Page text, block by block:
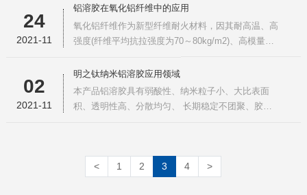
得出结论：纳米TiO2光催化灭菌首先是从细菌细胞壁
开始，其产生的自由基能破坏细胞壁结构，使细胞壁
断裂、破损，质膜解体，然后进入胞体内部破坏内膜
24
2021-11
铝溶胶在氧化铝纤维中的应用
氧化铝纤维作为新型纤维耐火材料，因其耐高温、高
强度(纤维平均抗拉强度为70～80kg/m2)、高模量、
优点，长期使用温度为1200℃～1500℃，最高使用
温度为1600℃，普遍应用于大型冶金工业炉、陶瓷行
业的电瓷烧成窑和陶瓷焙烧炉、高温窑炉等。现阶段
02
2021-11
明之钛纳米铝溶胶应用领域
本产品铝溶胶具有弱酸性、纳米粒子小、大比表面
积、透明性高、分散均匀、 长期稳定不团聚、胶粘
石棉、陶瓷等无机纤维的粘结剂，并能任意喷涂使
< 1 2 3 4 >